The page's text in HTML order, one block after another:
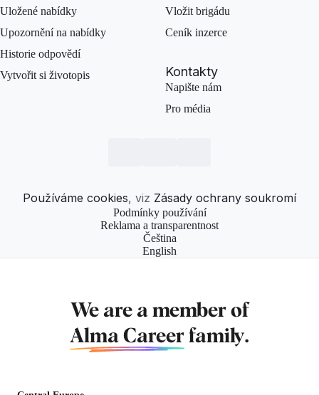
Uložené nabídky
Upozornění na nabídky
Historie odpovědí
Vytvořit si životopis
Vložit brigádu
Ceník inzerce
Kontakty
Napište nám
Pro média
Používáme cookies, viz Zásady ochrany soukromí
Podmínky používání
Reklama a transparentnost
Čeština
English
We are a member of
Alma Career family.